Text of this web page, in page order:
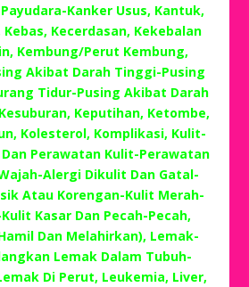
Kanker Usus, Kantuk,
Kecerdasan, Kekebalan
Kembung/Perut Kembung,
Akibat Darah Tinggi-Pusing
Tidur-Pusing Akibat Darah
Keputihan, Ketombe,
Kolesterol, Komplikasi, Kulit-
Perawatan Kulit-Perawatan
Alergi Dikulit Dan Gatal-
Atau Korengan-Kulit Merah-
Kasar Dan Pecah-Pecah,
Dan Melahirkan), Lemak-
Lemak Dalam Tubuh-
Di Perut, Leukemia, Liver,